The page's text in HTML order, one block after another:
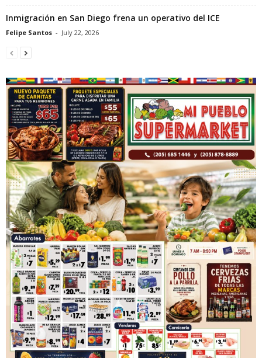
Inmigración en San Diego frena un operativo del ICE
Felipe Santos - July 22, 2026